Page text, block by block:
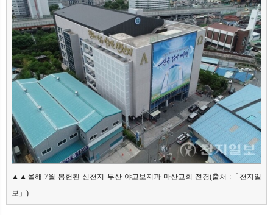
▲▲올해 7월 봉헌된 신천지 부산 야고보지파 마산교회 전경(출처 :「천지일
보」)